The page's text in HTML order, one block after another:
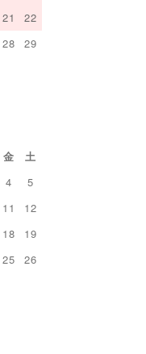
21
22
28
29
金
土
4
5
11
12
18
19
25
26